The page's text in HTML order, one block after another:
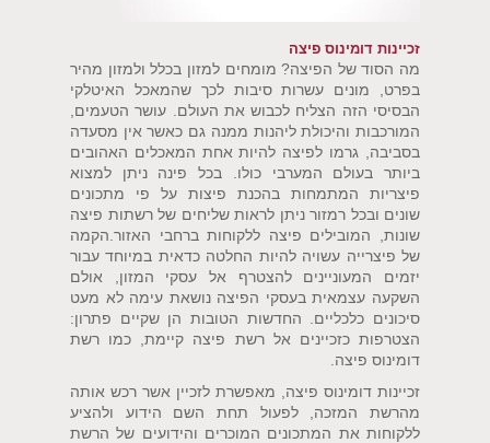
זכיינות דומינוס פיצה
מה הסוד של הפיצה? מומחים למזון בכלל ולמזון מהיר
בפרט, מונים עשרות סיבות לכך שהמאכל האיטלקי
הבסיסי הזה הצליח לכבוש את העולם. עושר הטעמים,
המורכבות והיכולת ליהנות ממנה גם כאשר אין מסעדה
בסביבה, גרמו לפיצה להיות אחת המאכלים האהובים
ביותר בעולם המערבי כולו. בכל פינה ניתן למצוא
פיצריות המתמחות בהכנת פיצות על פי מתכונים
שונים ובכל רמזור ניתן לראות שליחים של רשתות פיצה
שונות, המובילים פיצה ללקוחות ברחבי האזור.הקמה
של פיצרייה עשויה להיות החלטה כדאית במיוחד עבור
יזמים המעוניינים להצטרף אל עסקי המזון, אולם
השקעה עצמאית בעסקי הפיצה נושאת עימה לא מעט
סיכונים כלכליים. החדשות הטובות הן שקיים פתרון:
הצטרפות כזכיינים אל רשת פיצה קיימת, כמו רשת
דומינוס פיצה.
זכיינות דומינוס פיצה, מאפשרת לזכיין אשר רכש אותה
מהרשת המזכה, לפעול תחת השם הידוע ולהציע
ללקוחות את המתכונים המוכרים והידועים של הרשת